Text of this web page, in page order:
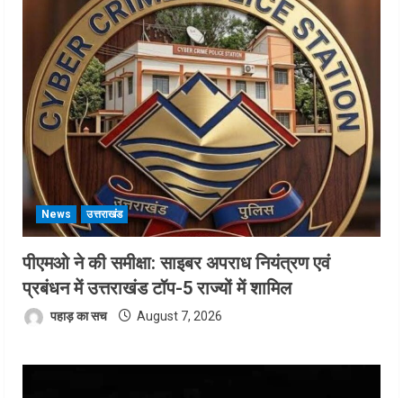
News उत्तराखंड
पीएमओ ने की समीक्षा: साइबर अपराध नियंत्रण एवं
प्रबंधन में उत्तराखंड टॉप-5 राज्यों में शामिल
पहाड़ का सच August 7, 2026